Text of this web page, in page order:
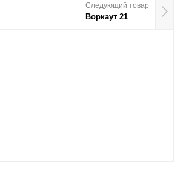
Следующий товар
Воркаут 21